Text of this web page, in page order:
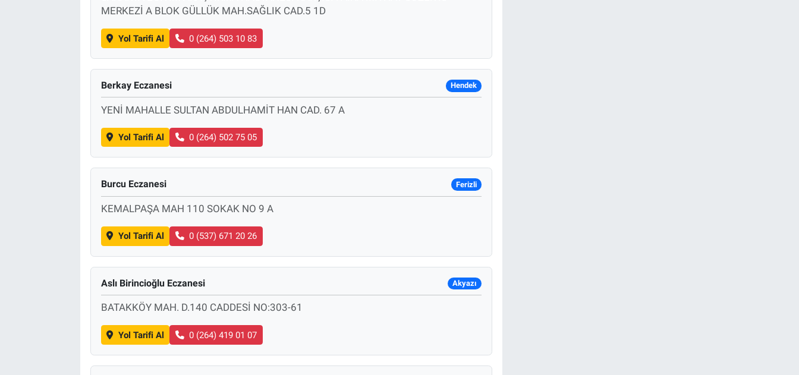
MERKEZİ A BLOK GÜLLÜK MAH.SAĞLIK CAD.5 1D
Yol Tarifi Al 0 (264) 503 10 83
Berkay Eczanesi Hendek
YENİ MAHALLE SULTAN ABDULHAMİT HAN CAD. 67 A
Yol Tarifi Al 0 (264) 502 75 05
Burcu Eczanesi Ferizli
KEMALPAŞA MAH 110 SOKAK NO 9 A
Yol Tarifi Al 0 (537) 671 20 26
Aslı Birincioğlu Eczanesi Akyazı
BATAKKÖY MAH. D.140 CADDESİ NO:303-61
Yol Tarifi Al 0 (264) 419 01 07